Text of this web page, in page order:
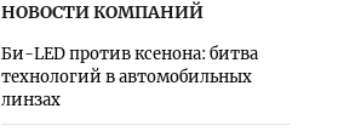
НОВОСТИ КОМПАНИЙ
Би-LED против ксенона: битва
технологий в автомобильных
линзах